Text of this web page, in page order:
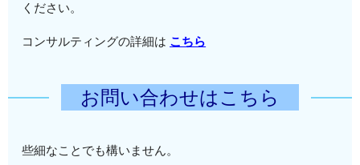
ください。
コンサルティングの詳細は こちら
お問い合わせはこちら
些細なことでも構いません。